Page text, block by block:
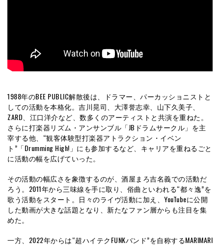
1988年のBEE PUBLIC解散後は、ドラマー、パーカッショニストと
しての活動を本格化。吉川晃司、大澤誉志幸、山下久美子、
ZARD、江口洋介など、数多くのアーティストと共演を重ねた。
さらに打楽器リズム・アンサンブル「JBドラムサークル」を主
宰する他、“観客体験型打楽器アトラクション・イベン
ト”「Drumming High!」にも参加するなど、キャリアを重ねるごと
に活動の幅を広げていった。
その活動の幅広さを象徴するのが、酒屋まろ吉名義での活動だ
ろう。2011年から三味線を手に取り、俗曲といわれる“都々逸”を
歌う活動をスタート。日々のライヴ活動に加え、YouTubeに公開
した動画が大きな話題となり、新たなファン層からも注目を集
めた。
一方、2022年からは“超ハイテクFUNKバンド”を自称するMARIMARI